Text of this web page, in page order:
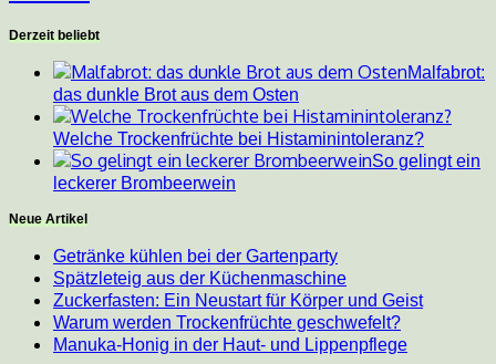
Derzeit beliebt
Malfabrot:
das dunkle Brot aus dem Osten
Welche Trockenfrüchte bei Histaminintoleranz?
So gelingt ein
leckerer Brombeerwein
Neue Artikel
Getränke kühlen bei der Gartenparty
Spätzleteig aus der Küchenmaschine
Zuckerfasten: Ein Neustart für Körper und Geist
Warum werden Trockenfrüchte geschwefelt?
Manuka-Honig in der Haut- und Lippenpflege